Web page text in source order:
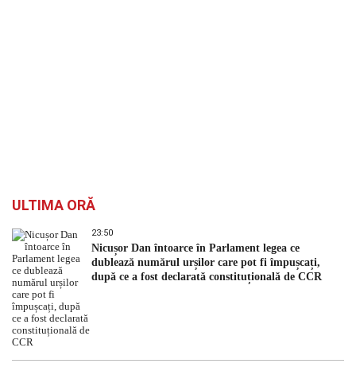
ULTIMA ORĂ
23:50
Nicușor Dan întoarce în Parlament legea ce
dublează numărul urșilor care pot fi împușcați,
după ce a fost declarată constituțională de CCR